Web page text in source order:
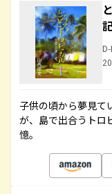
子供の頃から夢見て
が、島で出合うトロ
憶。